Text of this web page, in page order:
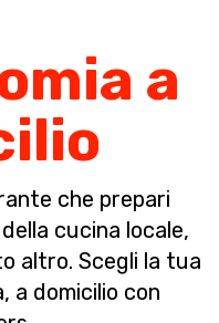
a
che prepari
cucina locale,
altro. Scegli la tua
a domicilio con